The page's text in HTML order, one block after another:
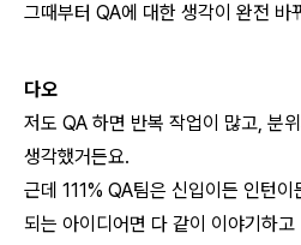
그때부터 QA에 대한 생각이 완전 바
다오
저도 QA 하면 반복 작업이 많고, 분
생각했거든요.
근데 111% QA팀은 신입이든 인턴이
되는 아이디어면 다 같이 이야기하고